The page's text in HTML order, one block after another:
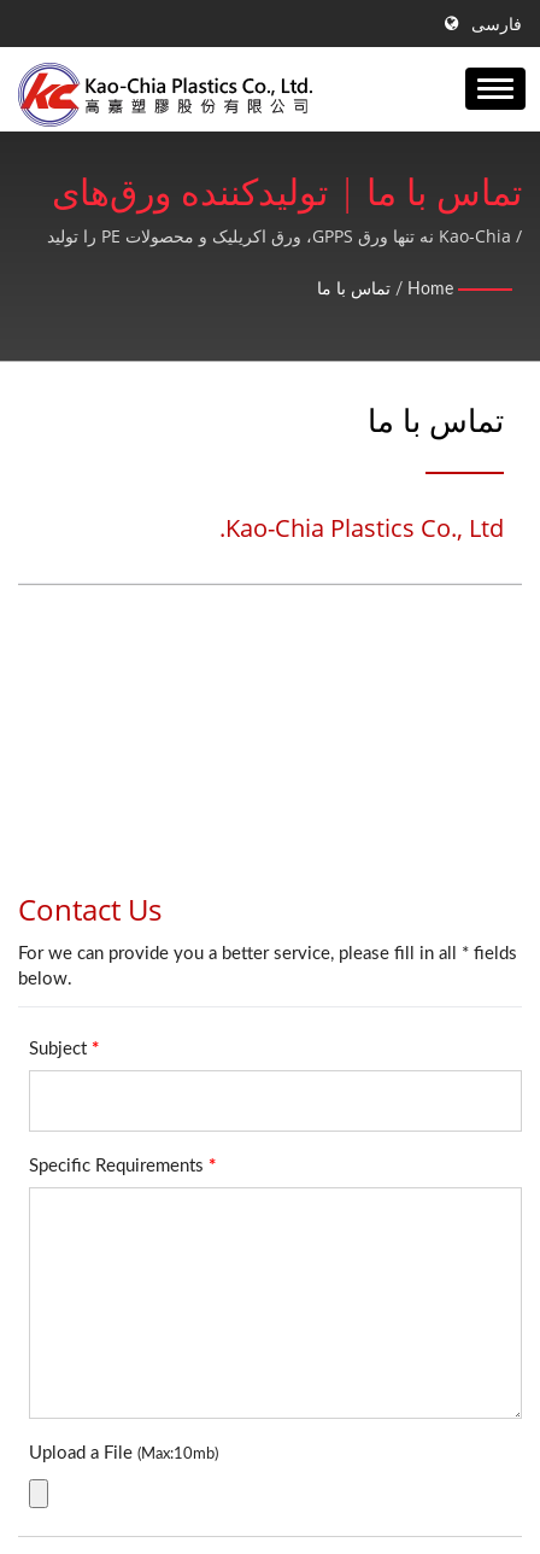
فارسی
تماس با ما | تولیدکننده ورق‌های
GPPS، ورق‌های اکریلیک و
/ Kao-Chia نه تنها ورق GPPS، ورق اکریلیک و محصولات PE را تولید
می‌دهد.
Home
/ تماس با ما
تماس با ما
Kao-Chia Plastics Co., Ltd.